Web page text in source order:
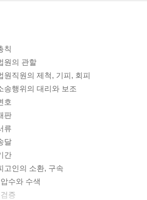
칙
원의 관할
원직원의 제척, 기피, 회피
송행위의 대리와 보조
호
판
류
달
간
고인의 소환, 구속
수와 수색
증